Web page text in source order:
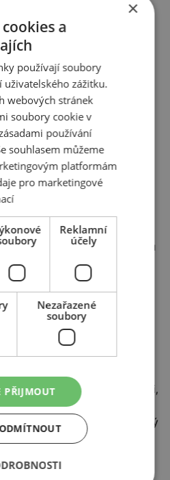
kampaní a eliminaci
zobrazování reklamy
daný rozpočet na dobu,
klientů přínosnější.
proč svoji reklamu
se nyní na to, proč není
vaší reklamy na první pozici.
reklamu na 1. místě
se o to za každou cenu
odpověď – není. Pamatujte,
a reklam není až tak
první nebo čtvrté pozici,
výsledky.
s případy, kdy jsou
která jsou v průměru umístěna
tak vysoká jako na první pozici,
zobrazovat v horní části
pozornosttoho, kdo daný
Pokud navíc můžete
na první pozici tvrdošíjně
×
a
používají soubory
uživatelského zážitku.
webových stránek
soubory cookie v
používání
souhlasem můžeme
platformám
pro marketingové
Reklamní
účely
Nezařazené
soubory
PŘIJMOUT